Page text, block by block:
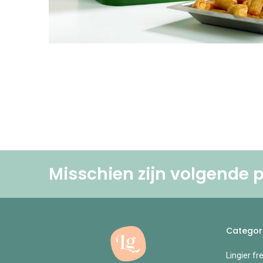
Misschien zijn volgende
Lingier